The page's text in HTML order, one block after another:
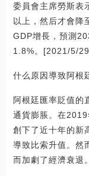
委員會主席勞斯表
以上，然后才會降
GDP增長，預測
1.8%。[2021/5/
什么原因導致阿根
阿根廷匯率貶值的
通貨膨脹。在
創下了近十年的新
導致比索升值。然
而加劇了經濟衰退。